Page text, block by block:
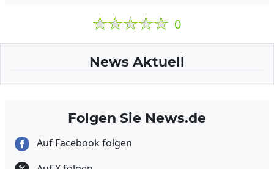
0
News Aktuell
Folgen Sie News.de
Auf Facebook folgen